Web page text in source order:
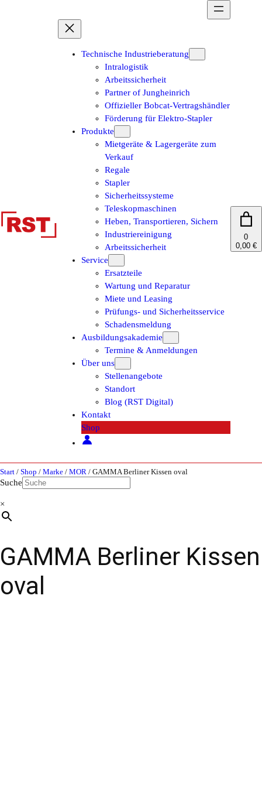
Technische Industrieberatung
Intralogistik
Arbeitssicherheit
Partner of Jungheinrich
Offizieller Bobcat-Vertragshändler
Förderung für Elektro-Stapler
Produkte
Mietgeräte & Lagergeräte zum
Verkauf
Regale
Stapler
Sicherheitssysteme
Teleskopmaschinen
Heben, Transportieren, Sichern
Industriereinigung
Arbeitssicherheit
Service
Ersatzteile
Wartung und Reparatur
Miete und Leasing
Prüfungs- und Sicherheitsservice
Schadensmeldung
Ausbildungsakademie
Termine & Anmeldungen
Über uns
Stellenangebote
Standort
Blog (RST Digital)
Kontakt
Shop
0
0,00 €
Start / Shop / Marke / MOR / GAMMA Berliner Kissen oval
Suche
×
GAMMA Berliner Kissen
oval